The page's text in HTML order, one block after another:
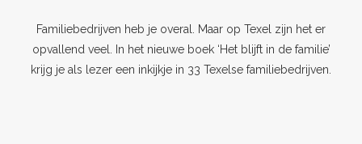
Familiebedrijven heb je overal. Maar op Texel zijn het er
opvallend veel. In het nieuwe boek ‘Het blijft in de familie’
krijg je als lezer een inkijkje in 33 Texelse familiebedrijven.